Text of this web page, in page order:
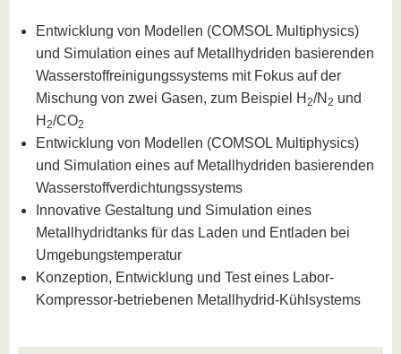
Entwicklung von Modellen (COMSOL Multiphysics)
und Simulation eines auf Metallhydriden basierenden
Wasserstoffreinigungssystems mit Fokus auf der
Mischung von zwei Gasen, zum Beispiel H 2/N 2 und
H 2/CO2
Entwicklung von Modellen (COMSOL Multiphysics)
und Simulation eines auf Metallhydriden basierenden
Wasserstoffverdichtungssystems
Innovative Gestaltung und Simulation eines
Metallhydridtanks für das Laden und Entladen bei
Umgebungstemperatur
Konzeption, Entwicklung und Test eines Labor-
Kompressor-betriebenen Metallhydrid-Kühlsystems